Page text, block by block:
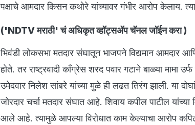
पक्षाचे आमदार किसन कथोरे यांच्यावर गंभीर आरोप केलाय.
('NDTV मराठी' चं अधिकृत व्हॉट्सअ‍ॅप चॅनल जॉईन करा )
भिवंडी लोकसभा मतदार संघातून भाजपने विद्यमान आमदार
होते. तर राष्ट्रवादी काँग्रेस शरद पवार गटाने बाळ्या मामा
उमेदवार निलेश सांबरे यांच्या मुळे ही लढत तिरंग झाली. या
जोरदार चर्चा मतदार संघात आहे. शिवाय कपील पाटील यांच्या
आले आहे. त्यामुळे आपल्या विरोधात काम केल्याचा आरोप